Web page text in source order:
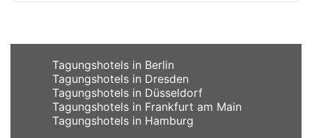
Tagungshotels in Berlin
Tagungshotels in Dresden
Tagungshotels in Düsseldorf
Tagungshotels in Frankfurt am Main
Tagungshotels in Hamburg